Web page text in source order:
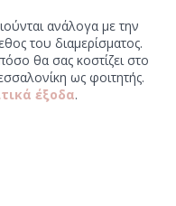
ανάλογα με την
του διαμερίσματος.
θα σας κοστίζει στο
ως φοιτητής.
έξοδα.